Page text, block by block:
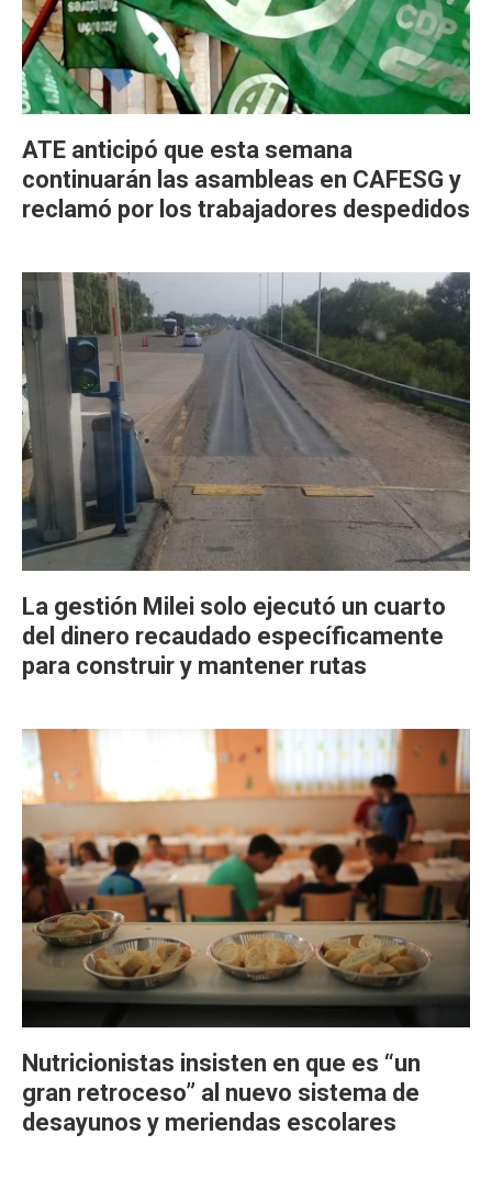
ATE anticipó que esta semana
continuarán las asambleas en CAFESG y
reclamó por los trabajadores despedidos
La gestión Milei solo ejecutó un cuarto
del dinero recaudado específicamente
para construir y mantener rutas
Nutricionistas insisten en que es “un
gran retroceso” al nuevo sistema de
desayunos y meriendas escolares